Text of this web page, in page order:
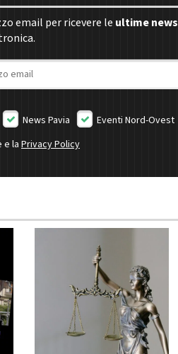
email per ricevere le ultime news
News Pavia
Eventi Nord-Ovest
e la Privacy Policy